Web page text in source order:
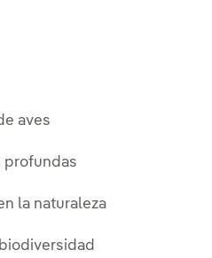
aves
profundas
la naturaleza